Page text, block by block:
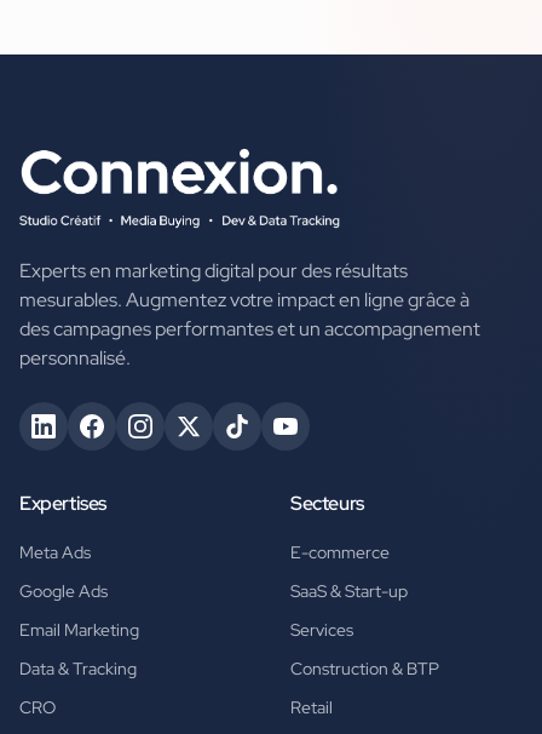
Experts en marketing digital pour des résultats
mesurables. Augmentez votre impact en ligne grâce à
des campagnes performantes et un accompagnement
personnalisé.
Expertises
Meta Ads
Google Ads
Email Marketing
Data & Tracking
CRO
Secteurs
E-commerce
SaaS & Start-up
Services
Construction & BTP
Retail